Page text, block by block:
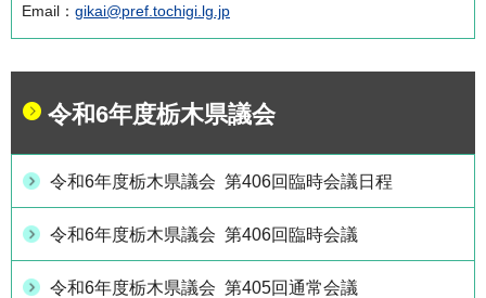
Email： gikai@pref.tochigi.lg.jp
令和6年度栃木県議会
令和6年度栃木県議会 第406回臨時会議日程
令和6年度栃木県議会 第406回臨時会議
令和6年度栃木県議会 第405回通常会議